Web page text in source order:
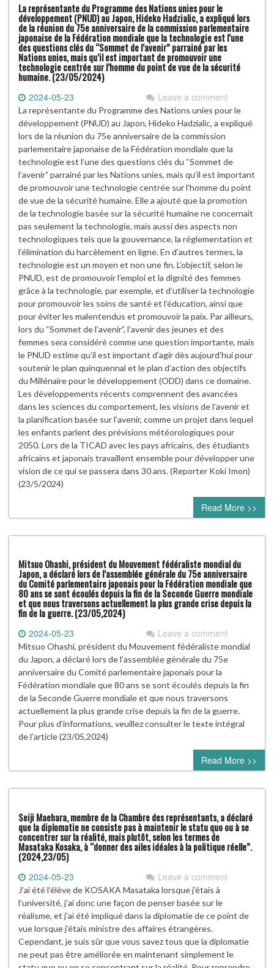
La représentante du Programme des Nations unies pour le
développement (PNUD) au Japon, Hideko Hadzialic, a expliqué lors
de la réunion du 75e anniversaire de la commission parlementaire
japonaise de la Fédération mondiale que la technologie est l’une
des questions clés du “Sommet de l’avenir” parrainé par les
Nations unies, mais qu’il est important de promouvoir une
technologie centrée sur l’homme du point de vue de la sécurité
humaine. (23/05/2024)
2024-05-23 Leave a comment
La représentante du Programme des Nations unies pour le
développement (PNUD) au Japon, Hideko Hadzialic, a expliqué
lors de la réunion du 75e anniversaire de la commission
parlementaire japonaise de la Fédération mondiale que la
technologie est l’une des questions clés du “Sommet de
l’avenir” parrainé par les Nations unies, mais qu’il est important
de promouvoir une technologie centrée sur l’homme du point
de vue de la sécurité humaine. Elle a ajouté que la promotion
de la technologie basée sur la sécurité humaine ne concernait
pas seulement la technologie, mais aussi des aspects non
technologiques tels que la gouvernance, la réglementation et
l’élimination du harcèlement en ligne. En d’autres termes, la
technologie est un moyen et non une fin. L’objectif, selon le
PNUD, est de promouvoir l’emploi et la dignité des femmes
grâce à la technologie, par exemple, et d’utiliser la technologie
pour promouvoir les soins de santé et l’éducation, ainsi que
pour éviter les malentendus et promouvoir la paix. Par ailleurs,
lors du “Sommet de l’avenir”, l’avenir des jeunes et des
femmes sera considéré comme une question importante, mais
le PNUD estime qu’il est important d’agir dès aujourd’hui pour
soutenir le plan quinquennal et le plan d’action des objectifs
du Millénaire pour le développement (ODD) dans ce domaine.
Les développements récents comprennent des avancées
dans les sciences du comportement, les visions de l’avenir et
la planification basée sur l’avenir, comme un projet dans lequel
les enfants parlent des prévisions météorologiques pour
2050. Lors de la TICAD avec les pays africains, des étudiants
africains et japonais travaillent ensemble pour développer une
vision de ce qui se passera dans 30 ans. (Reporter Koki Imon)
(23/5/2024)
Read More >>
Mitsuo Ohashi, président du Mouvement fédéraliste mondial du
Japon, a déclaré lors de l’assemblée générale du 75e anniversaire
du Comité parlementaire japonais pour la Fédération mondiale que
80 ans se sont écoulés depuis la fin de la Seconde Guerre mondiale
et que nous traversons actuellement la plus grande crise depuis la
fin de la guerre. (23/05,2024)
2024-05-23 Leave a comment
Mitsuo Ohashi, président du Mouvement fédéraliste mondial
du Japon, a déclaré lors de l’assemblée générale du 75e
anniversaire du Comité parlementaire japonais pour la
Fédération mondiale que 80 ans se sont écoulés depuis la fin
de la Seconde Guerre mondiale et que nous traversons
actuellement la plus grande crise depuis la fin de la guerre.
Pour plus d’informations, veuillez consulter le texte intégral
de l’article (23/05,2024)
Read More >>
Seiji Maehara, membre de la Chambre des représentants, a déclaré
que la diplomatie ne consiste pas à maintenir le statu quo ou à se
concentrer sur la réalité, mais plutôt, selon les termes de
Masataka Kosaka, à “donner des ailes idéales à la politique réelle”.
(2024,23/05)
2024-05-23 Leave a comment
J’ai été l’élève de KOSAKA Masataka lorsque j’étais à
l’université, j’ai donc une façon de penser basée sur le
réalisme, et j’ai été impliqué dans la diplomatie de ce point de
vue lorsque j’étais ministre des affaires étrangères.
Cependant, je suis sûr que vous savez tous que la diplomatie
ne peut pas être améliorée en maintenant simplement le